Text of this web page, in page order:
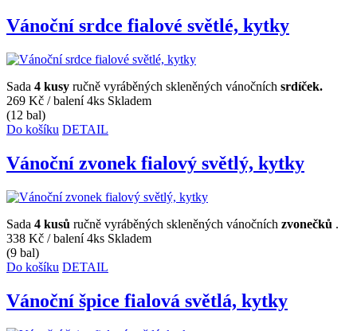
Vánoční srdce fialové světlé, kytky
Sada 4 kusy ručně vyráběných skleněných vánočních srdíček.
269 Kč / balení 4ks Skladem
(12 bal)
Do košíku DETAIL
Vánoční zvonek fialový světlý, kytky
Sada 4 kusů ručně vyráběných skleněných vánočních zvonečků .
338 Kč / balení 4ks Skladem
(9 bal)
Do košíku DETAIL
Vánoční špice fialová světlá, kytky